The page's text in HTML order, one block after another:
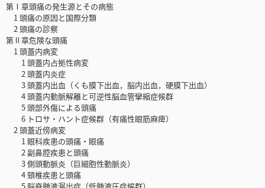
第Ⅰ章頭痛の発生源とその病態
1 頭痛の原因と国際分類
2 頭痛の診察
第Ⅱ章危険な頭痛
1 頭蓋内病変
1 頭蓋内占拠性病変
2 頭蓋内炎症
3 頭蓋内出血（くも膜下出血，脳内出血，硬膜下出血）
4 頭蓋内動脈解離と可逆性脳血管攣縮症候群
5 頭部外傷による頭痛
6 トロサ・ハント症候群（有痛性眼筋麻痺）
2 頭蓋近傍病変
1 眼科疾患の頭痛・眼痛
2 副鼻腔疾患と頭痛
3 側頭動脈炎（巨細胞性動脈炎）
4 頸椎疾患と頭痛